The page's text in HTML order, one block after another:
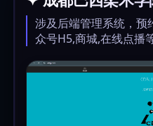
涉及后端管理系统，预
众号H5,商城,在线点播